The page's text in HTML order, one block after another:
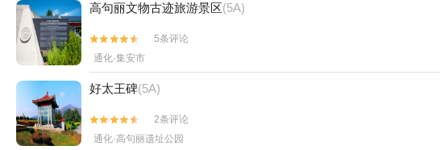
高句丽文物古迹旅游景区(5A)


5条评论
通化·集安市
好太王碑(5A)


2条评论
通化·高句丽遗址公园